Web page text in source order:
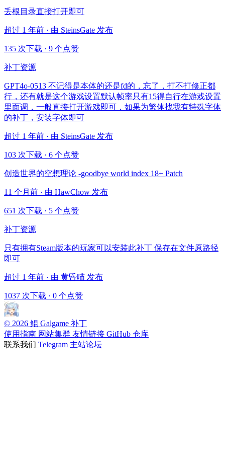
丢根目录直接打开即可
超过 1 年前 · 由 SteinsGate 发布
135 次下载 · 9 个点赞
补丁资源
GPT4o-0513 不记得是本体的还是fd的，忘了，打不打修正都
行，还有就是这个游戏设置默认帧率只有15得自行在游戏设置
里面调，一般直接打开游戏即可，如果为繁体找我有特殊字体
的补丁，安装字体即可
超过 1 年前 · 由 SteinsGate 发布
103 次下载 · 6 个点赞
创造世界的空想理论 -goodbye world index 18+ Patch
11 个月前 · 由 HawChow 发布
651 次下载 · 5 个点赞
补丁资源
只有拥有Steam版本的玩家可以安装此补丁 保存在文件原路径
即可
超过 1 年前 · 由 黄昏喵 发布
1037 次下载 · 0 个点赞
© 2026 鲲 Galgame 补丁
使用指南 网站集群 友情链接 GitHub 仓库
联系我们 Telegram 主站论坛